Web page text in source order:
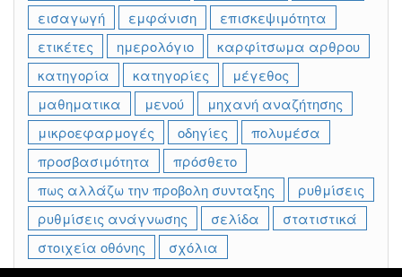
εισαγωγή
εμφάνιση
επισκεψιμότητα
ετικέτες
ημερολόγιο
καρφίτσωμα αρθρου
κατηγορία
κατηγορίες
μέγεθος
μαθηματικα
μενού
μηχανή αναζήτησης
μικροεφαρμογές
οδηγίες
πολυμέσα
προσβασιμότητα
πρόσθετο
πως αλλάζω την προβολη συνταξης
ρυθμίσεις
ρυθμίσεις ανάγνωσης
σελίδα
στατιστικά
στοιχεία οθόνης
σχόλια